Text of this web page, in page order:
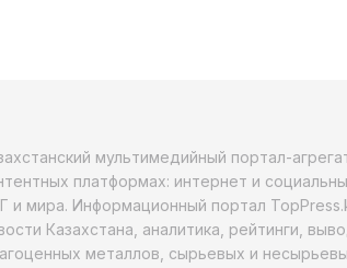
мультимедийный портал-
платформах: интернет и
и мира. Информационный портал
Казахстана, аналитика, рейтинги,
металлов, сырьевых и